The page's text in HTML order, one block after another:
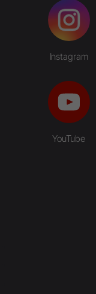
Instagram
YouTube